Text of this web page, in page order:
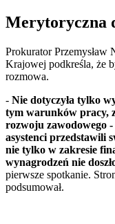
Merytoryczna
Prokurator
Krajowej podkreśla, że
rozmowa.
- Nie dotyczyła tylko
tym warunków pracy,
rozwoju zawodowego
asystenci przedstawili
nie tylko w zakresie
wynagrodzeń nie
pierwsze spotkanie.
podsumował.